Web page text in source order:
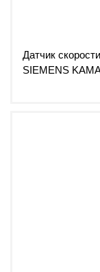
Датчик
SIEMENS